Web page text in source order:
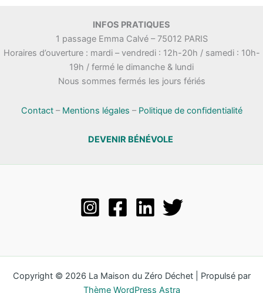
INFOS PRATIQUES
1 passage Emma Calvé – 75012 PARIS
Horaires d’ouverture : mardi – vendredi : 12h-20h / samedi : 10h-
19h / fermé le dimanche & lundi
Nous sommes fermés les jours fériés
Contact– Mentions légales – Politique de confidentialité
DEVENIR BÉNÉVOLE
Copyright © 2026 La Maison du Zéro Déchet | Propulsé par
Thème WordPress Astra